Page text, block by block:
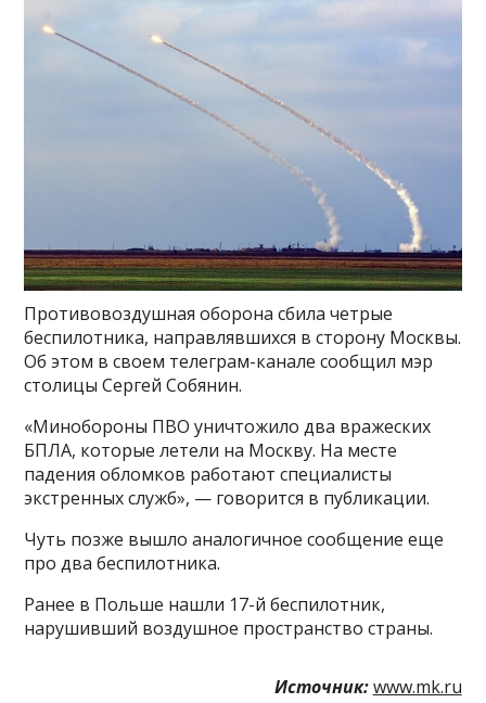
Противовоздушная оборона сбила четрые
беспилотника, направлявшихся в сторону Москвы.
Об этом в своем телеграм-канале сообщил мэр
столицы Сергей Собянин.
«Минобороны ПВО уничтожило два вражеских
БПЛА, которые летели на Москву. На месте
падения обломков работают специалисты
экстренных служб», — говорится в публикации.
Чуть позже вышло аналогичное сообщение еще
про два беспилотника.
Ранее в Польше нашли 17-й беспилотник,
нарушивший воздушное пространство страны.
Источник: www.mk.ru